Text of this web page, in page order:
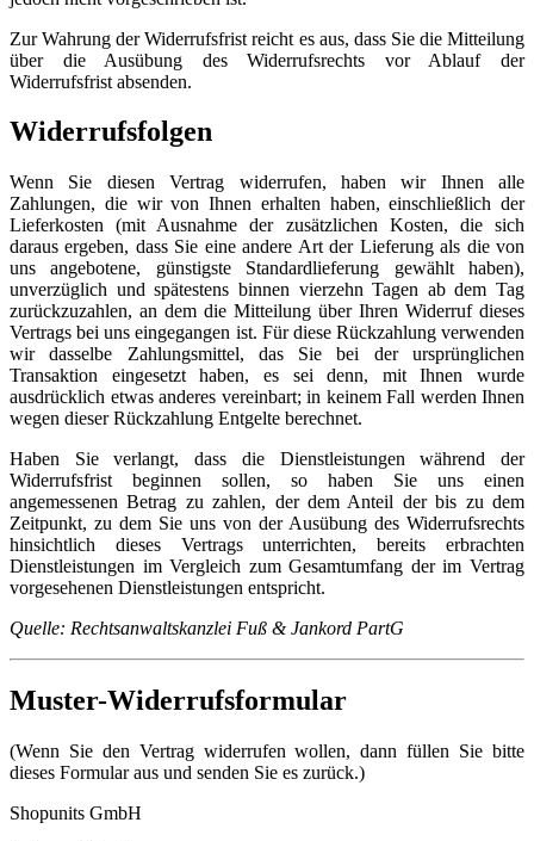
Zur Wahrung der Widerrufsfrist reicht es aus, dass Sie die Mitteilung
über die Ausübung des Widerrufsrechts vor Ablauf der
Widerrufsfrist absenden.
Widerrufsfolgen
Wenn Sie diesen Vertrag widerrufen, haben wir Ihnen alle
Zahlungen, die wir von Ihnen erhalten haben, einschließlich der
Lieferkosten (mit Ausnahme der zusätzlichen Kosten, die sich
daraus ergeben, dass Sie eine andere Art der Lieferung als die von
uns angebotene, günstigste Standardlieferung gewählt haben),
unverzüglich und spätestens binnen vierzehn Tagen ab dem Tag
zurückzuzahlen, an dem die Mitteilung über Ihren Widerruf dieses
Vertrags bei uns eingegangen ist. Für diese Rückzahlung verwenden
wir dasselbe Zahlungsmittel, das Sie bei der ursprünglichen
Transaktion eingesetzt haben, es sei denn, mit Ihnen wurde
ausdrücklich etwas anderes vereinbart; in keinem Fall werden Ihnen
wegen dieser Rückzahlung Entgelte berechnet.
Haben Sie verlangt, dass die Dienstleistungen während der
Widerrufsfrist beginnen sollen, so haben Sie uns einen
angemessenen Betrag zu zahlen, der dem Anteil der bis zu dem
Zeitpunkt, zu dem Sie uns von der Ausübung des Widerrufsrechts
hinsichtlich dieses Vertrags unterrichten, bereits erbrachten
Dienstleistungen im Vergleich zum Gesamtumfang der im Vertrag
vorgesehenen Dienstleistungen entspricht.
Quelle: Rechtsanwaltskanzlei Fuß & Jankord PartG
Muster-Widerrufsformular
(Wenn Sie den Vertrag widerrufen wollen, dann füllen Sie bitte
dieses Formular aus und senden Sie es zurück.)
Shopunits GmbH